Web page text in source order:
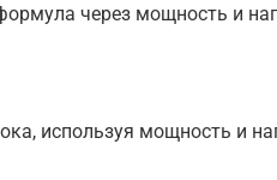
через мощность и
используя мощность и